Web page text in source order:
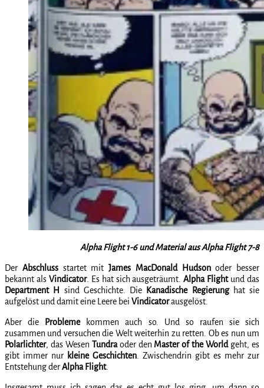
Alpha Flight 1-6 und Material aus Alpha Flight 7-8
Der Abschlussstartet mit James MacDonald Hudsonoder besser
bekannt als Vindicator. Es hat sich ausgeträumt.Alpha Flightund das
Department
H sind Geschichte. Die Kanadische Regierunghat sie
aufgelöst und damit eine Leere bei Vindicatorausgelöst.
Aber die Problemekommen auch so. Und so raufen sie sich
zusammen und versuchen die Welt weiterhin zu retten. Ob es nun um
Polarlichter, das Wesen Tundraoder den Master of the Worldgeht, es
gibt immer nur kleine Geschichten. Zwischendrin gibt es mehr zur
Entstehung derAlpha Flight.